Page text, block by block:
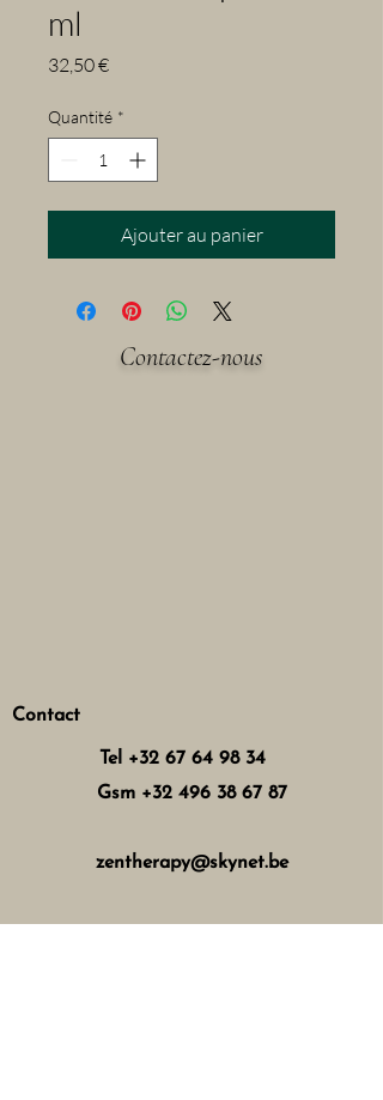
ml
32,50 €Prix
Quantité *
Ajouter au panier
Contactez-nous
Contact
Tel +32 67 64 98 34
Gsm +32 496 38 67 87
zentherapy@skynet.be